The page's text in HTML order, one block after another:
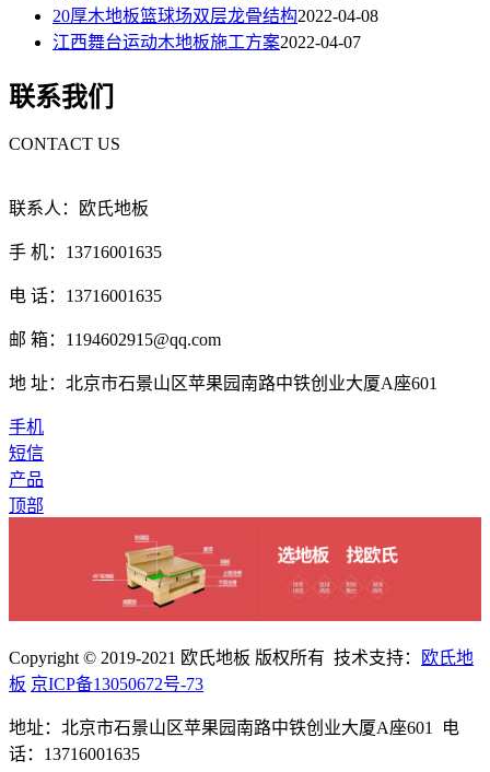
20厚木地板篮球场双层龙骨结构2022-04-08
江西舞台运动木地板施工方案2022-04-07
联系我们
CONTACT US
联系人：欧氏地板
手 机：13716001635
电 话：13716001635
邮 箱：1194602915@qq.com
地 址：北京市石景山区苹果园南路中铁创业大厦A座601
手机
短信
产品
顶部
Copyright © 2019-2021 欧氏地板 版权所有 技术支持：
欧氏地
板 京ICP备13050672号-73
地址：北京市石景山区苹果园南路中铁创业大厦A座601 电
话：13716001635